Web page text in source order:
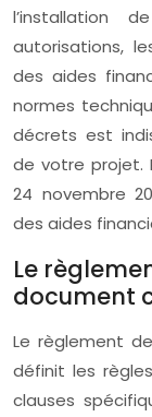
l’installation
autorisations,
des aides
normes
décrets est
de votre projet.
24 novembre
des aides
Le
document
Le règlement
définit les
clauses